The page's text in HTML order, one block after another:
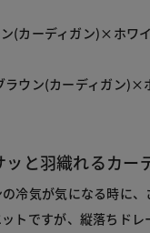
(カーディガン)×ホワ
ウン(カーディガン)×
と羽織れるカー
冷気が気になる時に
トですが、縦落ちド